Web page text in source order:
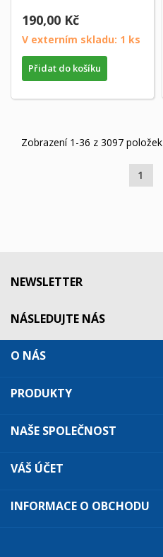
190,00 Kč
V externím skladu: 1 ks
Přidat do košíku
Zobrazení 1-36 z 3097 položek
1
NEWSLETTER
NÁSLEDUJTE NÁS
O NÁS
PRODUKTY
NAŠE SPOLEČNOST
VÁŠ ÚČET
INFORMACE O OBCHODU